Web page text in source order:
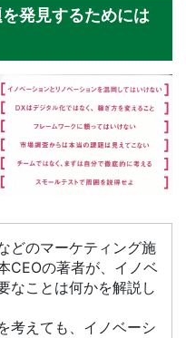
発見するためには
どのマーケティング施
CEOの著者が、イノベ
なことは何かを解説し
考えても、イノベーシ